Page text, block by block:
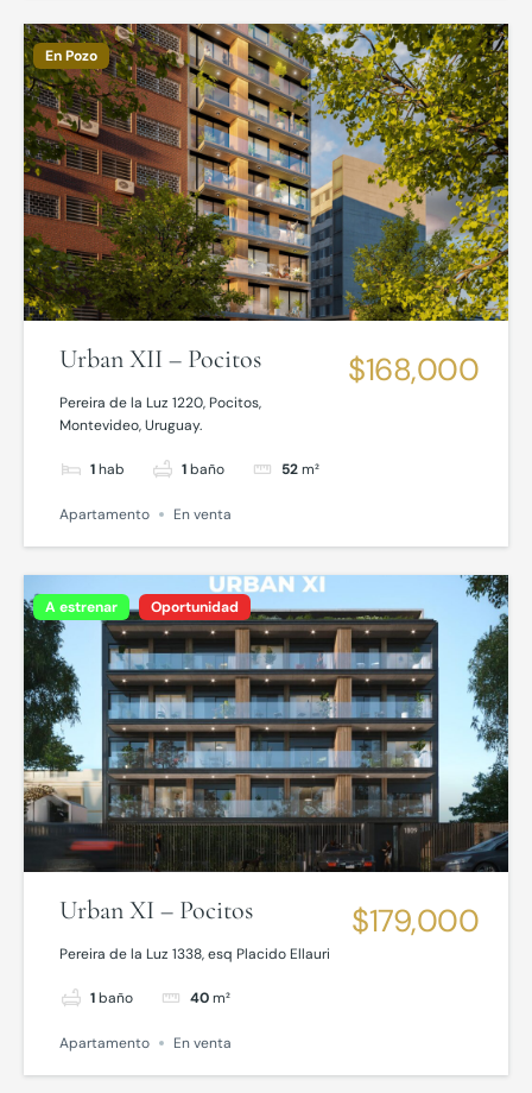
En Pozo
Urban XII – Pocitos
Pereira de la Luz 1220, Pocitos,
Montevideo, Uruguay.
1hab 1baño 52m²
$168,000
Apartamento En venta
A estrenar Oportunidad
Urban XI – Pocitos
Pereira de la Luz 1338, esq Placido Ellauri
1baño 40m²
$179,000
Apartamento En venta